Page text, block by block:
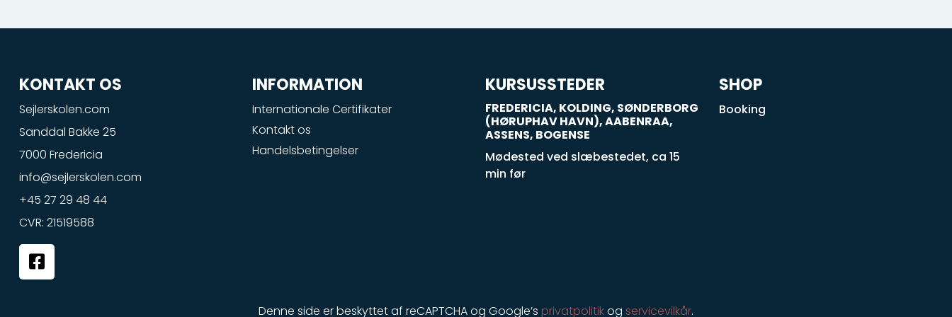
KONTAKT OS
Sejlerskolen.com
Sanddal Bakke 25
7000 Fredericia
info@sejlerskolen.com
+45 27 29 48 44
CVR: 21519588
F
a
c
INFORMATION
Internationale Certifikater
Kontakt os
Handelsbetingelser
KURSUSSTEDER
FREDERICIA, KOLDING, SØNDERBORG
(HØRUPHAV HAVN), AABENRAA,
ASSENS, BOGENSE
Mødested ved slæbestedet, ca 15
min før
SHOP
Booking
Denne side er beskyttet af reCAPTCHA og Google’s privatpolitikog servicevilkår.